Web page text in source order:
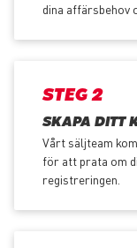
dina affärsbehov
STEG 2
SKAPA DITT
Vårt säljteam
för att prata om
registreringen.